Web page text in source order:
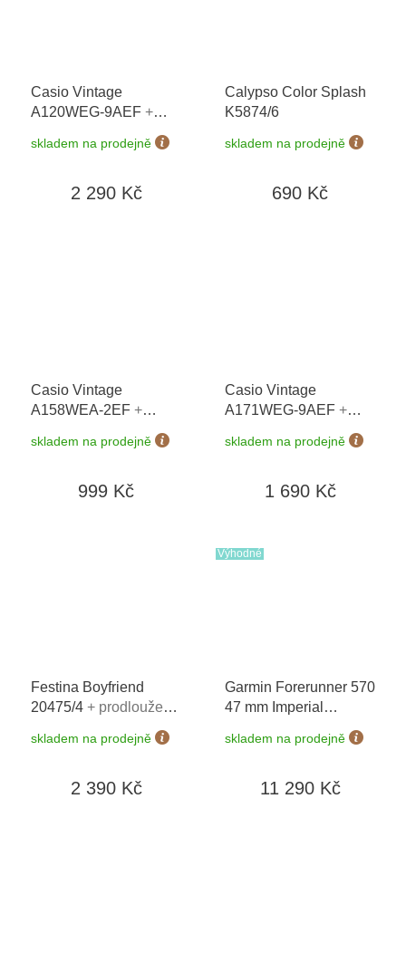
Casio Vintage
A120WEG-9AEF +
možnost výměny do 90
dní + doprava zdarma
skladem na prodejně
2 290 Kč
Calypso Color Splash
K5874/6
skladem na prodejně
690 Kč
Casio Vintage
A158WEA-2EF +
možnost výměny do 90
dní
skladem na prodejně
999 Kč
Casio Vintage
A171WEG-9AEF +
možnost výměny do 90
dní + doprava zdarma
skladem na prodejně
1 690 Kč
Festina Boyfriend
20475/4 + prodloužená
záruka 5 let + 5 let na
výměnu baterie zdarma
190 dní + zkrácení
skladem na prodejně
2 390 Kč
Výhodné
Garmin Forerunner 570
47 mm Imperial
02971-02
skladem na prodejně
11 290 Kč